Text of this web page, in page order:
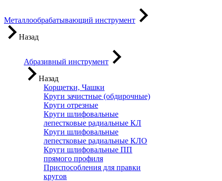
Металлообрабатывающий инструмент
Назад
Абразивный инструмент
Назад
Корщетки, Чашки
Круги зачистные (обдирочные)
Круги отрезные
Круги шлифовальные
лепестковые радиальные КЛ
Круги шлифовальные
лепестковые радиальные КЛО
Круги шлифовальные ПП
прямого профиля
Приспособления для правки
кругов